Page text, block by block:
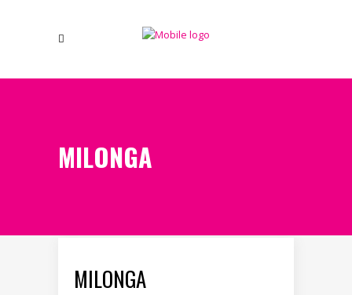
MILONGA
MILONGA